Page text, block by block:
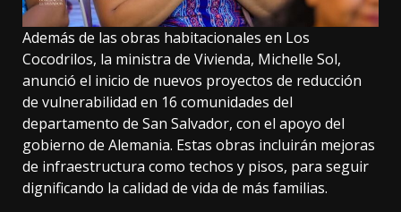
Además de las obras habitacionales en Los
Cocodrilos, la ministra de Vivienda, Michelle Sol,
anunció el inicio de nuevos proyectos de reducción
de vulnerabilidad en 16 comunidades del
departamento de San Salvador, con el apoyo del
gobierno de Alemania. Estas obras incluirán mejoras
de infraestructura como techos y pisos, para seguir
dignificando la calidad de vida de más familias.